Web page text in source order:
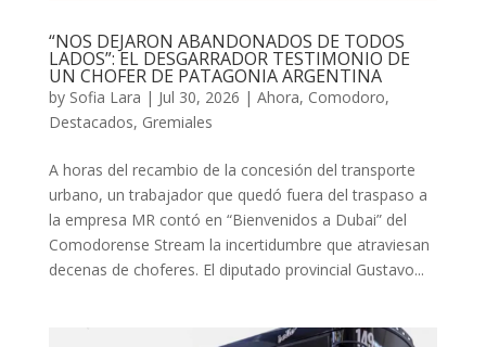
“NOS DEJARON ABANDONADOS DE TODOS
LADOS”: EL DESGARRADOR TESTIMONIO DE
UN CHOFER DE PATAGONIA ARGENTINA
by Sofia Lara | Jul 30, 2026 | Ahora, Comodoro,
Destacados, Gremiales
A horas del recambio de la concesión del transporte
urbano, un trabajador que quedó fuera del traspaso a
la empresa MR contó en “Bienvenidos a Dubai” del
Comodorense Stream la incertidumbre que atraviesan
decenas de choferes. El diputado provincial Gustavo...